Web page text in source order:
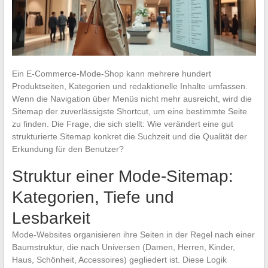
Ein E-Commerce-Mode-Shop kann mehrere hundert
Produktseiten, Kategorien und redaktionelle Inhalte umfassen.
Wenn die Navigation über Menüs nicht mehr ausreicht, wird die
Sitemap der zuverlässigste Shortcut, um eine bestimmte Seite
zu finden. Die Frage, die sich stellt: Wie verändert eine gut
strukturierte Sitemap konkret die Suchzeit und die Qualität der
Erkundung für den Benutzer?
Struktur einer Mode-Sitemap:
Kategorien, Tiefe und
Lesbarkeit
Mode-Websites organisieren ihre Seiten in der Regel nach einer
Baumstruktur, die nach Universen (Damen, Herren, Kinder,
Haus, Schönheit, Accessoires) gegliedert ist. Diese Logik